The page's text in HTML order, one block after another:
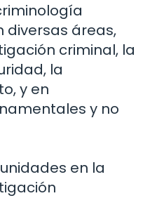
diversas áreas,
criminal, la
la
y en
y no
en la